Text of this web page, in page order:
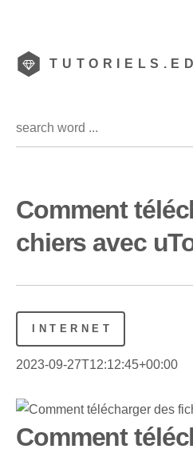
Comment
chiers avec
INTERNET
2023-09-27T12:12:45+00:00
Comment